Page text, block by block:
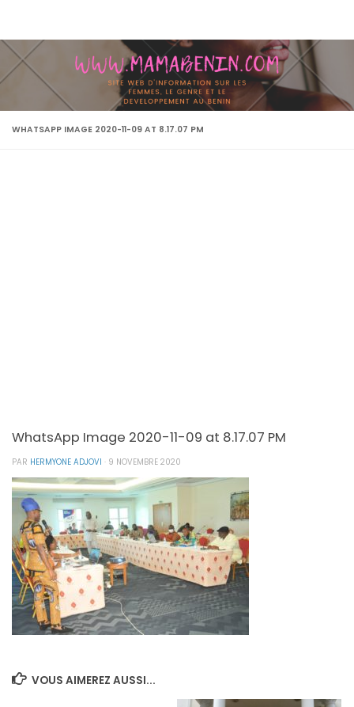
WHATSAPP IMAGE 2020-11-09 AT 8.17.07 PM
WhatsApp Image 2020-11-09 at 8.17.07 PM
PAR HERMYONE ADJOVI · 9 NOVEMBRE 2020
VOUS AIMEREZ AUSSI...